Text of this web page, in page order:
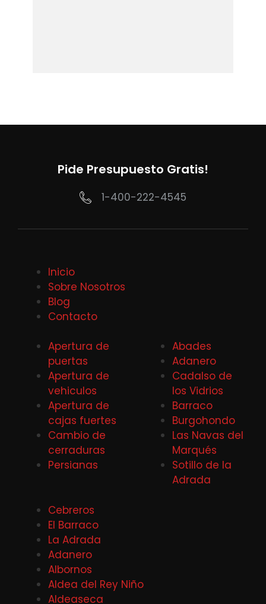
Pide Presupuesto Gratis!
1-400-222-4545
Inicio
Sobre Nosotros
Blog
Contacto
Apertura de
puertas
Apertura de
vehiculos
Apertura de
cajas fuertes
Cambio de
cerraduras
Persianas
Abades
Adanero
Cadalso de
los Vidrios
Barraco
Burgohondo
Las Navas del
Marqués
Sotillo de la
Adrada
Cebreros
El Barraco
La Adrada
Adanero
Albornos
Aldea del Rey Niño
Aldeaseca